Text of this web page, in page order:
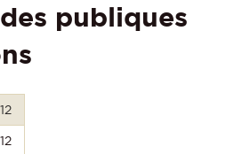
publiques
12
12